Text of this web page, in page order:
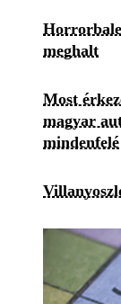
meghalt
Most
magyar
mindenfelé